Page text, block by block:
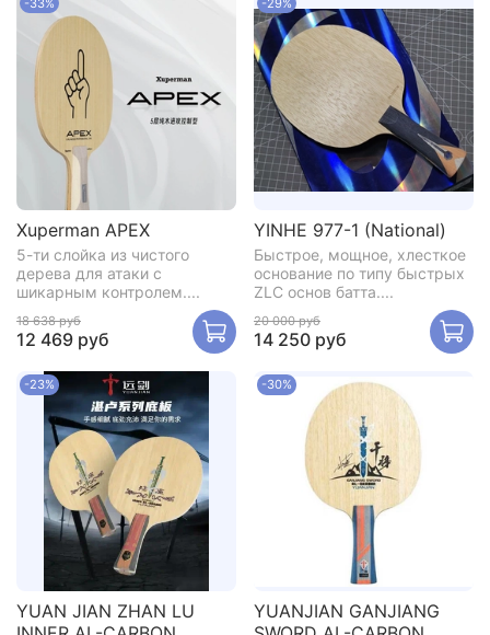
Xuperman APEX
5-ти слойка из чистого
дерева для атаки с
шикарным контролем....
18 638 руб
12 469 руб
YINHE 977-1 (National)
Быстрое, мощное, хлесткое
основание по типу быстрых
ZLC основ батта....
20 000 руб
14 250 руб
-23%
YUAN JIAN ZHAN LU
-30%
YUANJIAN GANJIANG